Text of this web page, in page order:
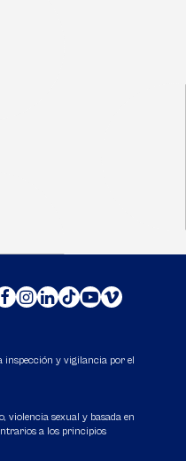
inspección y vigilancia por el
violencia sexual y basada en
a los principios